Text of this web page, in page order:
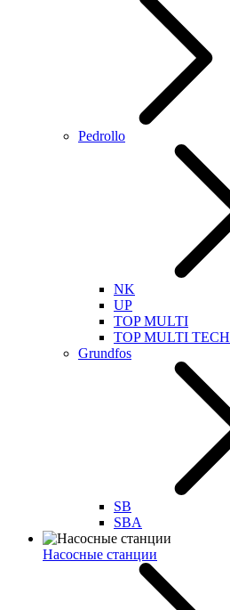
Pedrollo
NK
UP
TOP MULTI
TOP MULTI TECH
Grundfos
SB
SBA
Насосные станции